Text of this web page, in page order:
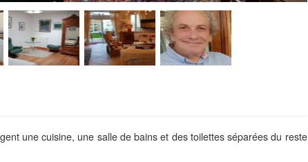
une cuisine, une salle de bains et des toilettes séparées du reste